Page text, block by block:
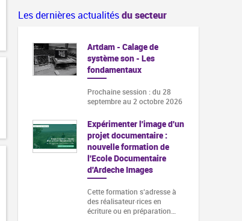
Les dernières actualitésdu secteur
Artdam - Calage de
système son - Les
fondamentaux
Prochaine session : du 28
septembre au 2 octobre 2026
Expérimenter l'image d'un
projet documentaire :
nouvelle formation de
l'Ecole Documentaire
d'Ardeche Images
Cette formation s‘adresse à
des réalisateur·rices en
écriture ou en préparation…